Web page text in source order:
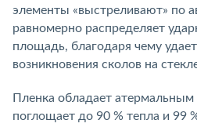
элементы «выстреливают» по
равномерно распределяет
площадь, благодаря чему
возникновения сколов на
Пленка обладает
поглощает до 90 % тепла и 99